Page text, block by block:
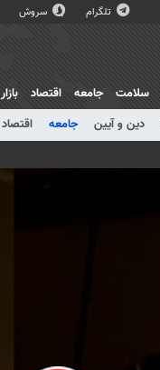
تلگرام سروش
سلامت جامعه اقتصاد بازار
دین و آیین جامعه اقتصاد